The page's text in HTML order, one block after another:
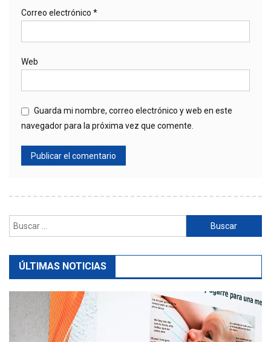
Correo electrónico *
Web
Guarda mi nombre, correo electrónico y web en este
navegador para la próxima vez que comente.
Buscar:
ÚLTIMAS NOTICIAS